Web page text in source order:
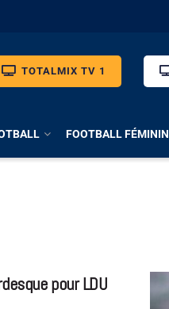
TOTALMIX TV 1
FOOTBALL FÉMININ
pour LDU